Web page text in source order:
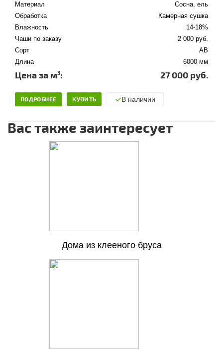
Материал
Сосна, ель
Обработка
Камерная сушка
Влажность
14-18%
Чаши по заказу
2 000 руб.
Сорт
АВ
Длина
6000 мм
Цена за м3: 27 000 руб.
ПОДРОБНЕЕ КУПИТЬ В наличии
Вас также заинтересует
Дома из клееного бруса